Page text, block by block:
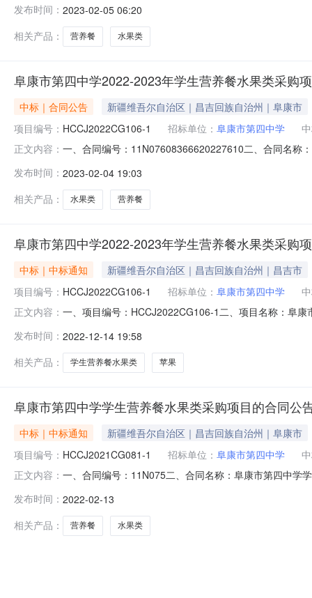
阜康市第四中学地址：阜康市博峰街74号联系方式：
发布时间： 2023-02-05 06:20
相关产品：
营养餐 水果类
阜康市第四中学2022-2023年学生营养餐水果类采购
中标｜合同公告
新疆维吾尔自治区｜昌吉回族自治州｜阜康市
项目编号： HCCJ2022CG106-1 招标单位： 阜康市第四中学
正文内容： 一、合同编号：11N07608366620227610二、合同名称
（乙方）：阜康市初雨水果店地址：新疆昌吉回族自治
发布时间： 2023-02-04 19:03
相关产品：
水果类 营养餐
阜康市第四中学2022-2023年学生营养餐水果类采购
中标｜中标通知
新疆维吾尔自治区｜昌吉回族自治州｜昌吉市
项目编号： HCCJ2022CG106-1 招标单位： 阜康市第四中学
正文内容： 一、项目编号：HCCJ2022CG106-1二、项目名称：阜
人指定地点，具体详见磋商文件）。不限批285000.00(
发布时间： 2022-12-14 19:58
相关产品：
学生营养餐水果类 苹果
阜康市第四中学学生营养餐水果类采购项目的合同公
中标｜中标通知
新疆维吾尔自治区｜昌吉回族自治州｜阜康市
项目编号： HCCJ2021CG081-1 招标单位： 阜康市第四中学
正文内容： 一、合同编号：11N075二、合同名称：阜康市第四中学
治州阜康市联系方式：19990170129六、合同主体信息
发布时间： 2022-02-13
相关产品：
营养餐 水果类